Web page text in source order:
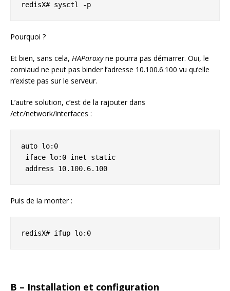
redisX# sysctl -p
Pourquoi ?
Et bien, sans cela, HAParoxyne pourra pas démarrer. Oui, le
corniaud ne peut pas binder l’adresse 10.100.6.100 vu qu’elle
n’existe pas sur le serveur.
L’autre solution, c’est de la rajouter dans
/etc/network/interfaces :
auto lo:0
iface lo:0 inet static
address 10.100.6.100
Puis de la monter :
redisX# ifup lo:0
B – Installation et configuration